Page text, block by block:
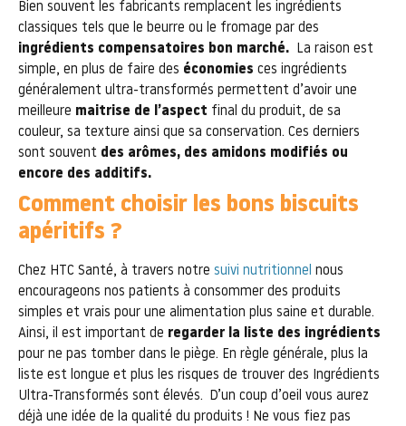
Bien souvent les fabricants remplacent les ingrédients
classiques tels que le beurre ou le fromage par des
ingrédients compensatoires bon marché. La raison est
simple, en plus de faire des économies ces ingrédients
généralement ultra-transformés permettent d’avoir une
meilleure maitrise de l’aspect final du produit, de sa
couleur, sa texture ainsi que sa conservation. Ces derniers
sont souvent des arômes, des amidons modifiés ou
encore des additifs.
Comment choisir les bons biscuits
apéritifs ?
Chez HTC Santé, à travers notre suivi nutritionnel nous
encourageons nos patients à consommer des produits
simples et vrais pour une alimentation plus saine et durable.
Ainsi, il est important de regarder la liste des ingrédients
pour ne pas tomber dans le piège. En règle générale, plus la
liste est longue et plus les risques de trouver des Ingrédients
Ultra-Transformés sont élevés. D’un coup d’oeil vous aurez
déjà une idée de la qualité du produits ! Ne vous fiez pas